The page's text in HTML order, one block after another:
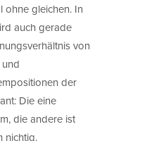
ohne gleichen. In
auch gerade
von
der
Die eine
die andere ist
nichtig.